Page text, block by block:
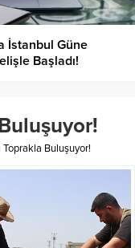
İstanbul Güne
Başladı!
Toprakla Buluşuyor!